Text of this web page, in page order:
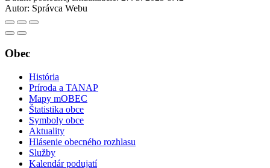
Autor: Správca Webu
Obec
História
Príroda a TANAP
Mapy mOBEC
Štatistika obce
Symboly obce
Aktuality
Hlásenie obecného rozhlasu
Služby
Kalendár podujatí